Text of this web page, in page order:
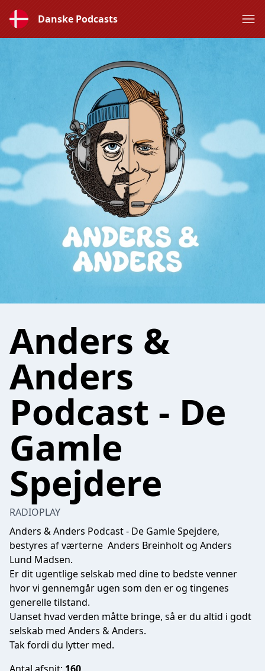
Danske Podcasts
Anders &
Anders
Podcast - De
Gamle
Spejdere
RADIOPLAY
Anders & Anders Podcast - De Gamle Spejdere,
bestyres af værterne Anders Breinholt og Anders
Lund Madsen.
Er dit ugentlige selskab med dine to bedste venner
hvor vi gennemgår ugen som den er og tingenes
generelle tilstand.
Uanset hvad verden måtte bringe, så er du altid i godt
selskab med Anders & Anders.
Tak fordi du lytter med.